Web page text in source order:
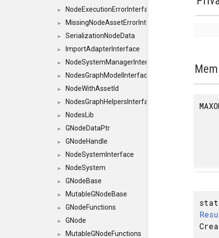
► NodeExecutionErrorInterface
► MissingNodeAssetErrorInterface
► SerializationNodeData
► ImportAdapterInterface
► NodeSystemManagerInterface
► NodesGraphModelInterface
► NodeWithAssetId
► NodesGraphHelpersInterface
► NodesLib
► GNodeDataPtr
► GNodeHandle
► NodeSystemInterface
► NodeSystem
► GNodeBase
► MutableGNodeBase
► GNodeFunctions
► GNode
► MutableGNodeFunctions